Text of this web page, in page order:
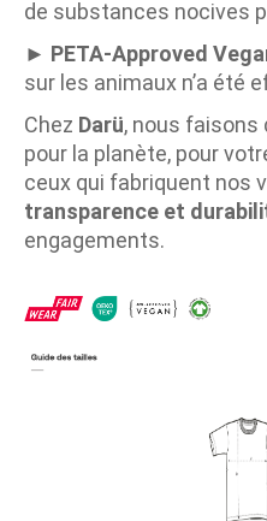
de substances nocives
► PETA-Approved
sur les animaux n’a été
Chez Darü, nous faisons
pour la planète, pour
ceux qui fabriquent nos
transparence et
engagements.